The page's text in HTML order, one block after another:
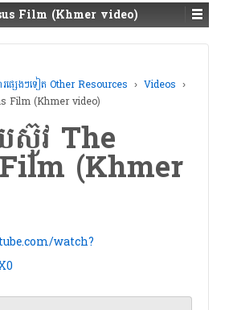
Film (Khmer video)
ផ្សេងៗទៀត Other Resources › Videos ›
Film (Khmer video)
ស៊ូវ The
(Khmer
watch?